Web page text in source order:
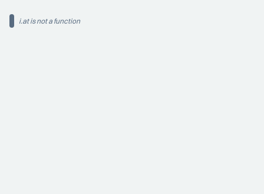
i.at is not a function